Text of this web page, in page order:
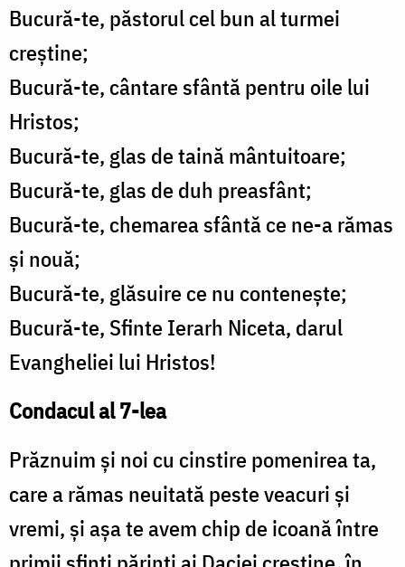
Bucură-te, păstorul cel bun al turmei
creştine;
Bucură-te, cântare sfântă pentru oile lui
Hristos;
Bucură-te, glas de taină mântuitoare;
Bucură-te, glas de duh preasfânt;
Bucură-te, chemarea sfântă ce ne-a rămas
şi nouă;
Bucură-te, glăsuire ce nu conteneşte;
Bucură-te, Sfinte Ierarh Niceta, darul
Evangheliei lui Hristos!
Condacul al 7-lea
Prăznuim şi noi cu cinstire pomenirea ta,
care a rămas neuitată peste veacuri şi
vremi, şi aşa te avem chip de icoană între